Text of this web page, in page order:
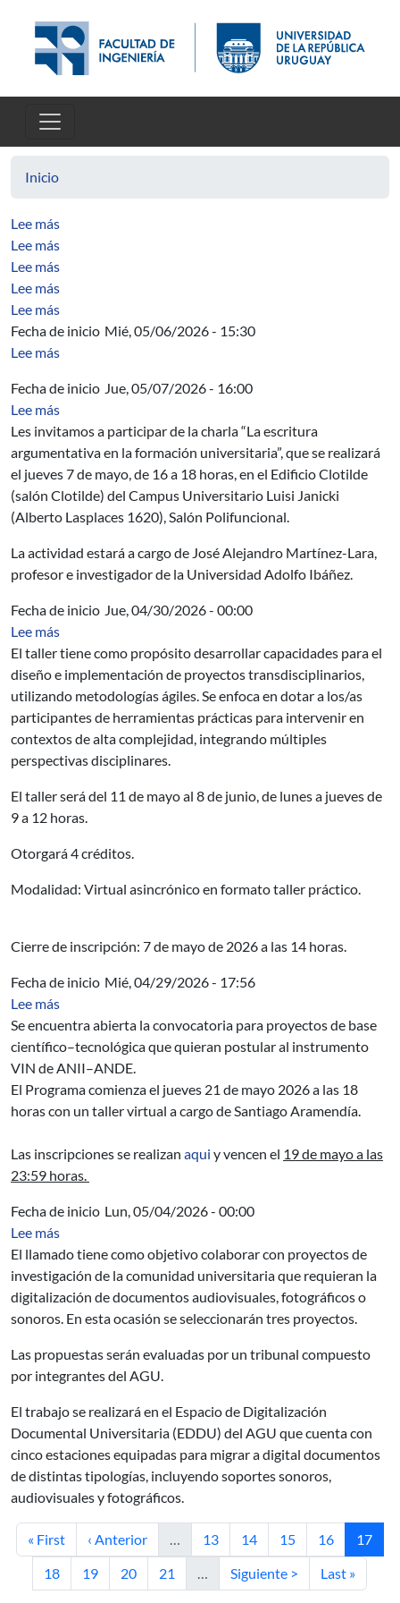
Inicio
Lee mássobre The real analytic Feigenbaum-Coullet-Tresser
Lee mássobre Some open problems concerning expansive
Lee mássobre Simultaneous continuation of infinitely many
Lee mássobre The Pesin entropy formula for C 1
Lee mássobre Weak pseudo-physical measures and Pesin’s
Fecha de inicio Mié, 05/06/2026 - 15:30
Lee mássobre Desde las nacientes hasta el océano Atlántico:
Fecha de inicio Jue, 05/07/2026 - 16:00
Lee mássobre La escritura argumentativa en la formación
Les invitamos a participar de la charla “La escritura
argumentativa en la formación universitaria”, que se realizará
el jueves 7 de mayo, de 16 a 18 horas, en el Edificio Clotilde
(salón Clotilde) del Campus Universitario Luisi Janicki
(Alberto Lasplaces 1620), Salón Polifuncional.
La actividad estará a cargo de José Alejandro Martínez-Lara,
profesor e investigador de la Universidad Adolfo Ibáñez.
Fecha de inicio Jue, 04/30/2026 - 00:00
Lee mássobre Taller de Transdisciplina aplicada: incripciones
El taller tiene como propósito desarrollar capacidades para el
diseño e implementación de proyectos transdisciplinarios,
utilizando metodologías ágiles. Se enfoca en dotar a los/as
participantes de herramientas prácticas para intervenir en
contextos de alta complejidad, integrando múltiples
perspectivas disciplinares.
El taller será del 11 de mayo al 8 de junio, de lunes a jueves de
9 a 12 horas.
Otorgará 4 créditos.
Modalidad: Virtual asincrónico en formato taller práctico.
Cierre de inscripción: 7 de mayo de 2026 a las 14 horas.
Fecha de inicio Mié, 04/29/2026 - 17:56
Lee mássobre 2da edición de Brújula Emprendedora
Se encuentra abierta la convocatoria para proyectos de base
científico–tecnológica que quieran postular al instrumento
VIN de ANII–ANDE.
El Programa comienza el jueves 21 de mayo 2026 a las 18
horas con un taller virtual a cargo de Santiago Aramendía.
Las inscripciones se realizan aqui y vencen el 19 de mayo a las
23:59 horas.
Fecha de inicio Lun, 05/04/2026 - 00:00
Lee mássobre Digitalización de archivos de docentes y
El llamado tiene como objetivo colaborar con proyectos de
investigación de la comunidad universitaria que requieran la
digitalización de documentos audiovisuales, fotográficos o
sonoros. En esta ocasión se seleccionarán tres proyectos.
Las propuestas serán evaluadas por un tribunal compuesto
por integrantes del AGU.
El trabajo se realizará en el Espacio de Digitalización
Documental Universitaria (EDDU) del AGU que cuenta con
cinco estaciones equipadas para migrar a digital documentos
de distintas tipologías, incluyendo soportes sonoros,
audiovisuales y fotográficos.
Primera página
« First Página anterior
‹ Anterior … Página
13 Página
14 Página
15 Página
16
17
Página
18 Página
19 Página
20 Página
21 … Siguiente página
Siguiente > Última
Last »